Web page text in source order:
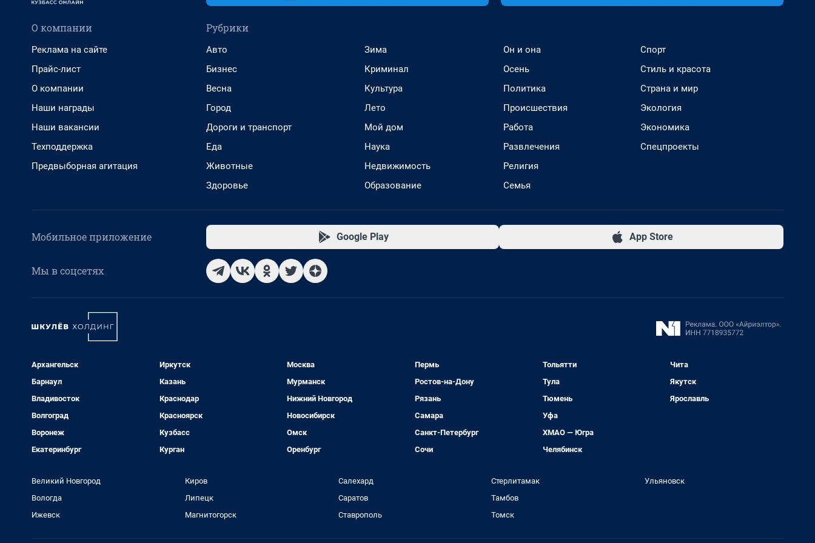
О компании
Реклама на сайте
Прайс-лист
О компании
Наши награды
Наши вакансии
Техподдержка
Предвыборная агитация
Рубрики
Авто
Бизнес
Весна
Город
Дороги и транспорт
Еда
Животные
Здоровье
Зима
Криминал
Культура
Лето
Мой дом
Наука
Недвижимость
Образование
Он и она
Осень
Политика
Происшествия
Работа
Развлечения
Религия
Семья
Спорт
Стиль и красота
Страна и мир
Экология
Экономика
Спецпроекты
Мобильное приложение Google Play App Store
Мы в соцсетях
Архангельск
Барнаул
Владивосток
Волгоград
Воронеж
Екатеринбург
Иркутск
Казань
Краснодар
Красноярск
Кузбасс
Курган
Москва
Мурманск
Нижний Новгород
Новосибирск
Омск
Оренбург
Пермь
Ростов-на-Дону
Рязань
Самара
Санкт-Петербург
Сочи
Тольятти
Тула
Тюмень
Уфа
ХМАО — Югра
Челябинск
Чита
Якутск
Ярославль
Великий Новгород
Вологда
Ижевск
Киров
Липецк
Магнитогорск
Салехард
Саратов
Ставрополь
Стерлитамак
Тамбов
Томск
Ульяновск